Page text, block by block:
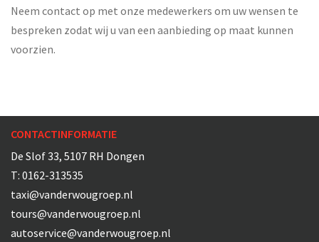
Neem contact op met onze medewerkers om uw wensen te
bespreken zodat wij u van een aanbieding op maat kunnen
voorzien.
CONTACTINFORMATIE
De Slof 33, 5107 RH Dongen
T: 0162-313535
taxi@vanderwougroep.nl
tours@vanderwougroep.nl
autoservice@vanderwougroep.nl